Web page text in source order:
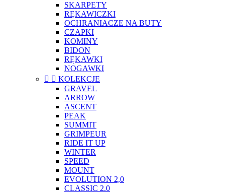
SKARPETY
RĘKAWICZKI
OCHRANIACZE NA BUTY
CZAPKI
KOMINY
BIDON
RĘKAWKI
NOGAWKI
  KOLEKCJE
GRAVEL
ARROW
ASCENT
PEAK
SUMMIT
GRIMPEUR
RIDE IT UP
WINTER
SPEED
MOUNT
EVOLUTION 2,0
CLASSIC 2.0